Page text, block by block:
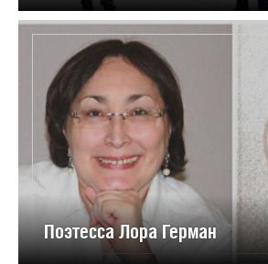
Поэтесса Лора Герман